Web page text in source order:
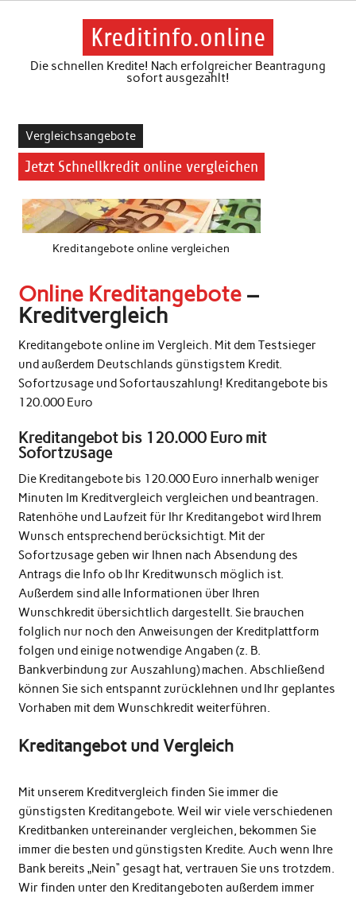
Skip
Kreditinfo.online
Die schnellen Kredite! Nach erfolgreicher Beantragung
sofort ausgezahlt!
Vergleichsangebote
Jetzt Schnellkredit online vergleichen
Kreditangebote online vergleichen
Online Kreditangebote–
Kreditvergleich
Kreditangebote online im Vergleich. Mit dem Testsieger
und außerdem Deutschlands günstigstem Kredit.
Sofortzusage und Sofortauszahlung! Kreditangebote bis
120.000 Euro
Kreditangebot bis 120.000 Euro mit
Sofortzusage
Die Kreditangebote bis 120.000 Euro innerhalb weniger
Minuten Im Kreditvergleich vergleichen und beantragen.
Ratenhöhe und Laufzeit für Ihr Kreditangebot wird Ihrem
Wunsch entsprechend berücksichtigt. Mit der
Sofortzusage geben wir Ihnen nach Absendung des
Antrags die Info ob Ihr Kreditwunsch möglich ist.
Außerdem sind alle Informationen über Ihren
Wunschkredit übersichtlich dargestellt. Sie brauchen
folglich nur noch den Anweisungen der Kreditplattform
folgen und einige notwendige Angaben (z. B.
Bankverbindung zur Auszahlung) machen. Abschließend
können Sie sich entspannt zurücklehnen und Ihr geplantes
Vorhaben mit dem Wunschkredit weiterführen.
Kreditangebot und Vergleich
Mit unserem Kreditvergleich finden Sie immer die
günstigsten Kreditangebote. Weil wir viele verschiedenen
Kreditbanken untereinander vergleichen, bekommen Sie
immer die besten und günstigsten Kredite. Auch wenn Ihre
Bank bereits „Nein“ gesagt hat, vertrauen Sie uns trotzdem.
Wir finden unter den Kreditangeboten außerdem immer